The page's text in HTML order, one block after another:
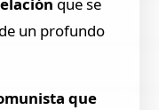
un profundo
que